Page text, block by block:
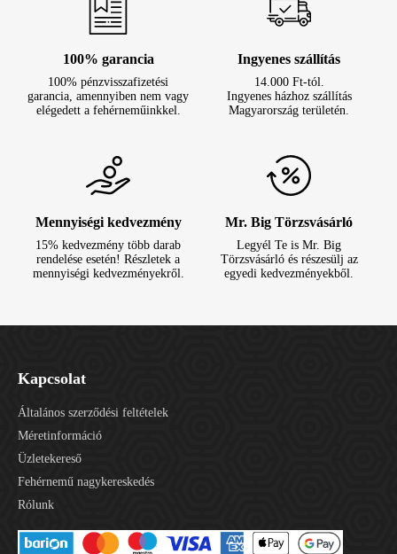
100% garancia
100% pénzvisszafizetési
garancia, amennyiben nem vagy
elégedett a fehérneműinkkel.
Ingyenes szállítás
14.000 Ft-tól.
Ingyenes házhoz szállítás
Magyarország területén.
Mennyiségi kedvezmény
15% kedvezmény több darab
rendelése esetén! Részletek a
mennyiségi kedvezményekről.
Mr. Big Törzsvásárló
Legyél Te is Mr. Big
Törzsvásárló és részesülj az
egyedi kedvezményekből.
Kapcsolat
Általános szerződési feltételek
Méretinformáció
Üzletekereső
Fehérnemű nagykereskedés
Rólunk